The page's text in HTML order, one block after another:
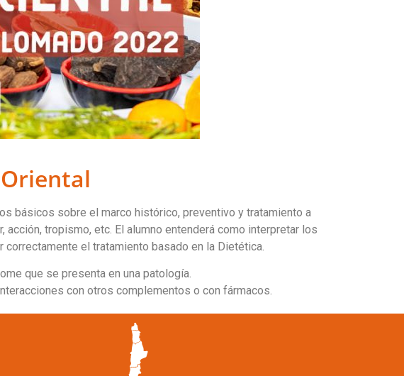
básicos sobre el marco histórico, preventivo y tratamiento a
tropismo, etc. El alumno entenderá como interpretar los
el tratamiento basado en la Dietética.
que se presenta en una patología.
con otros complementos o con fármacos.